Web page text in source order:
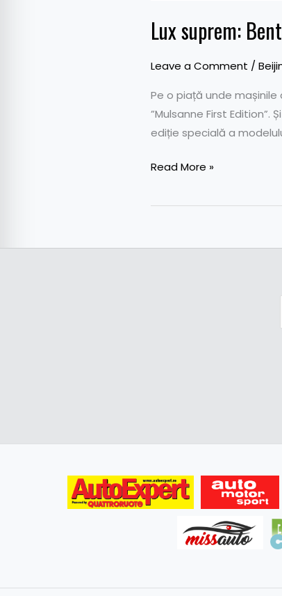
Lux suprem:
Leave a Comment /
Pe o piață unde
”Mulsanne First
ediție specială a
Read More »